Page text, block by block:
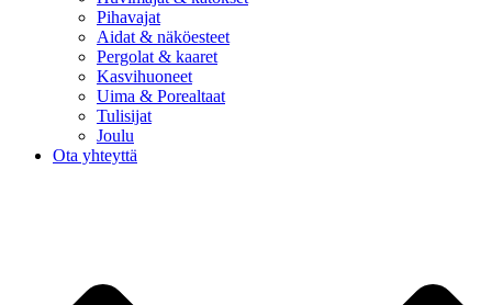
Pihavajat
Aidat & näköesteet
Pergolat & kaaret
Kasvihuoneet
Uima & Porealtaat
Tulisijat
Joulu
Ota yhteyttä